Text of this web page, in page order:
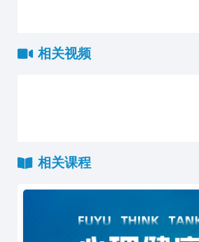
相关视频
相关课程